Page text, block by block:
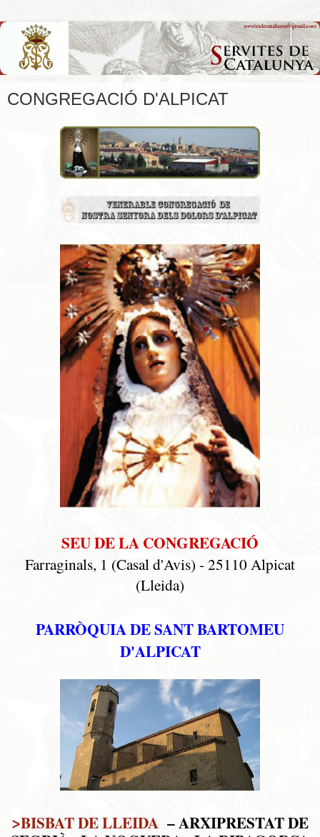
CONGREGACIÓ D'ALPICAT
SEU DE LA CONGREGACIÓ
Farraginals, 1 (Casal d'Avis) - 25110 Alpicat
(Lleida)
PARRÒQUIA DE SANT BARTOMEU
D'ALPICAT
>BISBAT DE LLEIDA – ARXIPRESTAT DE